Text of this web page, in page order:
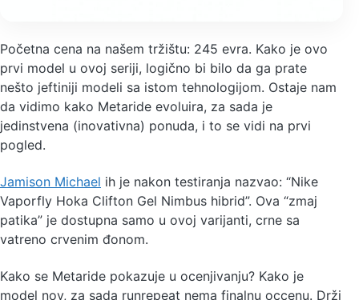
Početna cena na našem tržištu: 245 evra. Kako je ovo
prvi model u ovoj seriji, logično bi bilo da ga prate
nešto jeftiniji modeli sa istom tehnologijom. Ostaje nam
da vidimo kako Metaride evoluira, za sada je
jedinstvena (inovativna) ponuda, i to se vidi na prvi
pogled.
Jamison Michael ih je nakon testiranja nazvao: “Nike
Vaporfly Hoka Clifton Gel Nimbus hibrid”. Ova “zmaj
patika” je dostupna samo u ovoj varijanti, crne sa
vatreno crvenim đonom.
Kako se Metaride pokazuje u ocenjivanju? Kako je
model nov, za sada runrepeat nema finalnu occenu. Drži